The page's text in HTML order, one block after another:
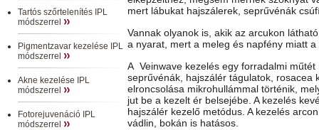
Tartós szőrtelenítés IPL
módszerrel
Pigmentzavar kezelése IPL
módszerrel
Akne kezelése IPL
módszerrel
Fotorejuvenáció IPL
módszerrel
mert lábukat hajszálerek, seprűvénák
Vannak olyanok is, akik az arcukon
a nyarat, mert a meleg és napfény miatt
A Veinwave kezelés egy forradalmi
seprűvénák, hajszálér tágulatok, rosacea
elroncsolása mikrohullámmal történik,
jut be a kezelt ér belsejébe. A kezelés
hajszálér kezelő metódus. A kezelés
vádlin, bokán is hatásos.